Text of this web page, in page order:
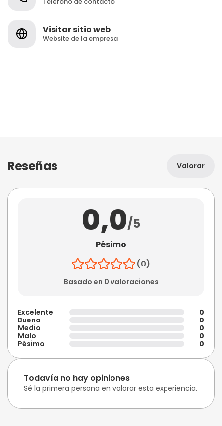
Visitar sitio web
Website de la empresa
Reseñas Valorar
0,0/5
Pésimo
(0)
Basado en 0 valoraciones
Excelente
0
Bueno
0
Medio
0
Malo
0
Pésimo
0
Todavía no hay opiniones
Sé la primera persona en valorar esta experiencia.